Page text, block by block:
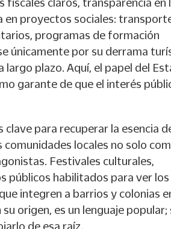
fiscales claros, transparencia en
proyectos sociales:
programas de formación
únicamente por su derrama
largo plazo. Aquí, el papel del
garante de que el interés
para recuperar la esencia
locales no solo
Festivales culturales,
públicos habilitados para ver los
integren a barrios y colonias
origen, es un lenguaje popular;
de esa raíz.